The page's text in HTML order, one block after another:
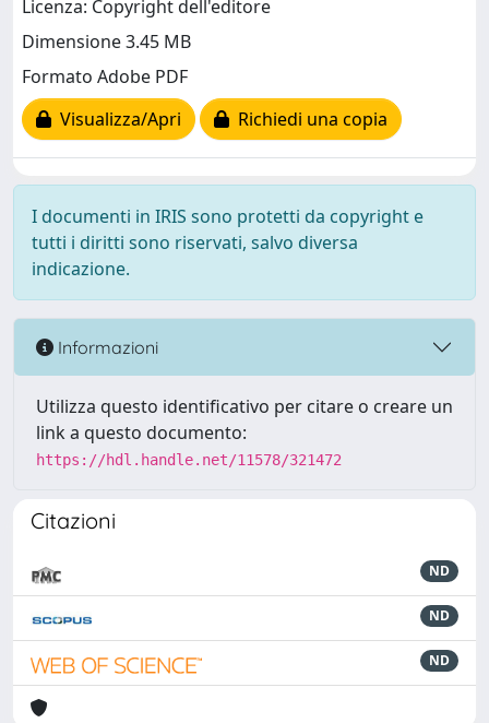
Licenza: Copyright dell'editore
Dimensione 3.45 MB
Formato Adobe PDF
Visualizza/Apri
Richiedi una copia
I documenti in IRIS sono protetti da copyright e
tutti i diritti sono riservati, salvo diversa
indicazione.
Informazioni
Utilizza questo identificativo per citare o creare un
link a questo documento:
https://hdl.handle.net/11578/321472
Citazioni
ND
ND
ND